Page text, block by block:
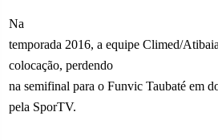
Na
temporada 2016, a equipe Climed/
colocação, perdendo
na semifinal para o Funvic Taubaté em
pela SporTV.